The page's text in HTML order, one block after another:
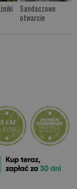
Sandaczowe
otwarcie